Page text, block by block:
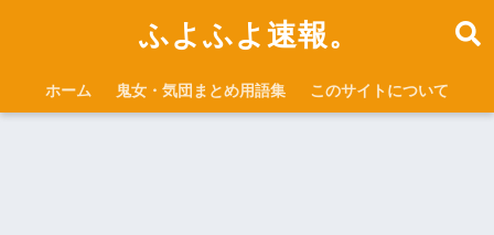
ふよふよ速報。
ホーム 鬼女・気団まとめ用語集 このサイトについて